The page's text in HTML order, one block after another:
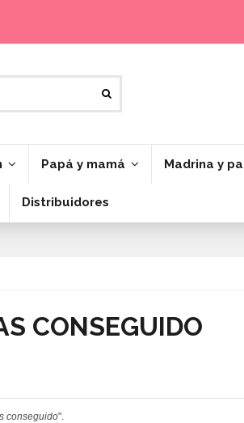
Papá y mamá Madrina y
Distribuidores
CONSEGUIDO
conseguido".